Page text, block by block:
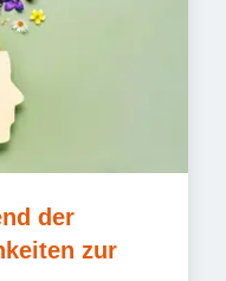
der
zur